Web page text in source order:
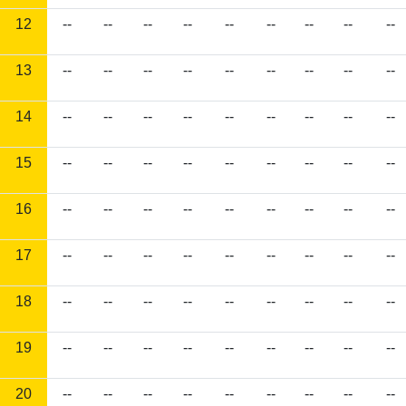
12 -- -- -- -- -- -- -- -- --
13 -- -- -- -- -- -- -- -- --
14 -- -- -- -- -- -- -- -- --
15 -- -- -- -- -- -- -- -- --
16 -- -- -- -- -- -- -- -- --
17 -- -- -- -- -- -- -- -- --
18 -- -- -- -- -- -- -- -- --
19 -- -- -- -- -- -- -- -- --
20 -- -- -- -- -- -- -- -- --